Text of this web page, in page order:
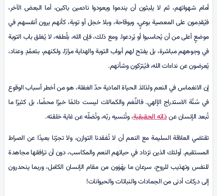
أمام شهواتهم، ثم لا يلبثون أن يندموا ويعودوا نادمين باكين، أما البعض الآخر،
فيُقدِمون على المعصية بوعيٍ، وبوقاحة، وبلا خجل أو توبة، كأنهم يرون أنفسهم في
موضعٍ أعلى من أن يُحاسبوا أو يُردعوا. ومع ذلك، فإن الله، بلُطفه، لا يُغلق باب التوبة
في وجوههم مباشرة، بل يفتح لهم أبواب التوبة والهداية مرارًا، ولكنهم، بتعمّدٍ وعناد،
يُعرضون عن نداءات الله، فيُترَكون وشأنهم.
إن الانغماس في النعم ولذائذ الحياة المادية حدّ الغفلة، هو من أخطر أسباب الوقوع
في سُنّة الاستدراج الإلهي. فالنِّعَم والكمالات ليست دائمًا خيرًا محضًا، بل كثيرًا ما
تُبعد الإنسان عنذاته الحقيقية، وتُنسيه ربّه، وتُضلّه عن غاية خلقته.
تقتضي العلاقة السليمة مع النعم أن لا تُفقدنا التوازن، ولا تجرّنا بعيدًا عن الصراط
المستقيم. أولئك الذين تزداد في حياتهم النعم والمكاسب، دون أن ترافقها مجاهدة
للنفس وتهذيب للروح، سرعان ما يهْوَون من مقام الإنسان الكامل، وربما ينحدرون
إلى دركات أدنى من الجمادات والنباتات والحيوانات!